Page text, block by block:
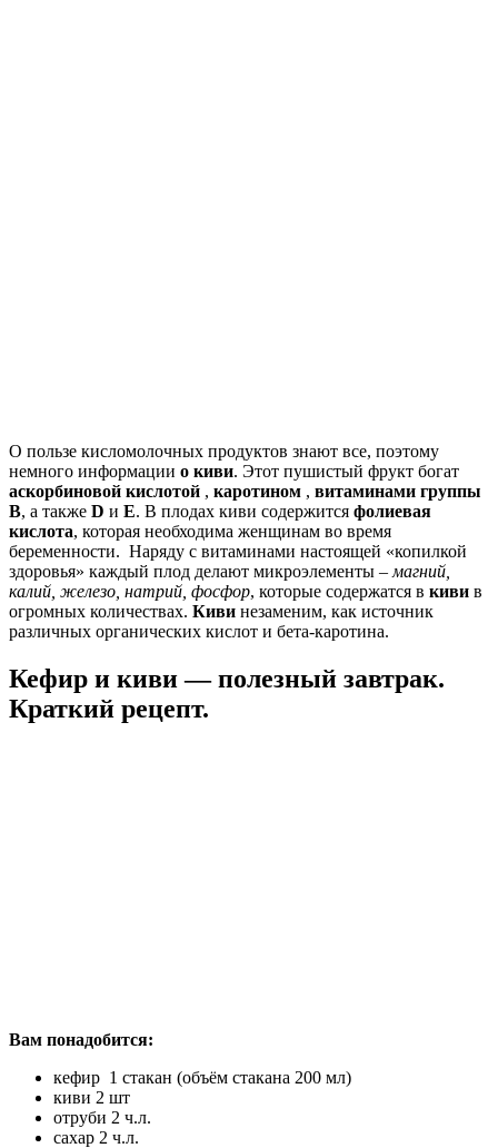
О пользе кисломолочных продуктов знают все, поэтому
немного информации о киви. Этот пушистый фрукт богат
аскорбиновой кислотой , каротином , витаминами группы
В, а также D и Е. В плодах киви содержится фолиевая
кислота, которая необходима женщинам во время
беременности. Наряду с витаминами настоящей «копилкой
здоровья» каждый плод делают микроэлементы – магний,
калий, железо, натрий, фосфор, которые содержатся в киви в
огромных количествах. Киви незаменим, как источник
различных органических кислот и бета-каротина.
Кефир и киви — полезный завтрак.
Краткий рецепт.
Вам понадобится:
кефир 1 стакан (объём стакана 200 мл)
киви 2 шт
отруби 2 ч.л.
сахар 2 ч.л.